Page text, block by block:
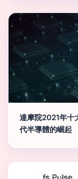
達摩院2021年十
代半導體的崛起